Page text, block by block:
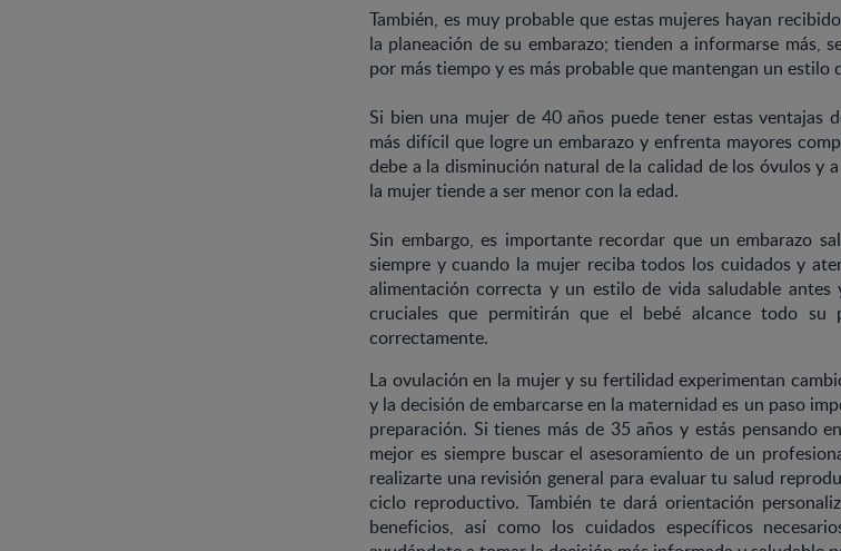
También, es muy probable que estas mujeres hayan
la planeación de su embarazo; tienden a informarse más,
por más tiempo y es más probable que mantengan un estilo
Si bien una mujer de 40 años puede tener estas ventajas
más difícil que logre un embarazo y enfrenta mayores
debe a la disminución natural de la calidad de los óvulos y
la mujer tiende a ser menor con la edad.
Sin embargo, es importante recordar que un embarazo
siempre y cuando la mujer reciba todos los cuidados y
alimentación correcta y un estilo de vida saludable
cruciales que permitirán que el bebé alcance todo su
correctamente.
La ovulación en la mujer y su fertilidad experimentan
y la decisión de embarcarse en la maternidad es un paso
preparación. Si tienes más de 35 años y estás pensando
mejor es siempre buscar el asesoramiento de un
realizarte una revisión general para evaluar tu salud
ciclo reproductivo. También te dará orientación
beneficios, así como los cuidados específicos